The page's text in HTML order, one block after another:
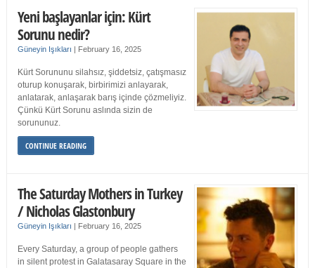
Yeni başlayanlar için: Kürt
Sorunu nedir?
Güneyin Işıkları | February 16, 2025
Kürt Sorununu silahsız, şiddetsiz, çatışmasız
oturup konuşarak, birbirimizi anlayarak,
anlatarak, anlaşarak barış içinde çözmeliyiz.
Çünkü Kürt Sorunu aslında sizin de
sorununuz.
CONTINUE READING
The Saturday Mothers in Turkey
/ Nicholas Glastonbury
Güneyin Işıkları | February 16, 2025
Every Saturday, a group of people gathers
in silent protest in Galatasaray Square in the